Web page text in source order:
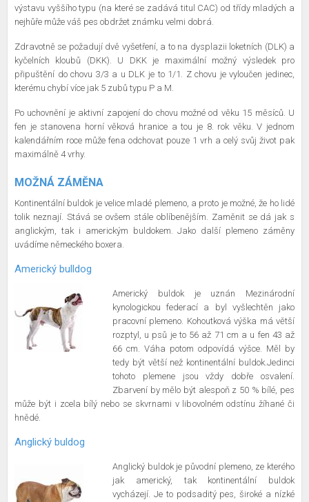
výstavu vyššího typu (na které se zadává titul CAC) od třídy mladých a
nejhůře může váš pes obdržet známku velmi dobrá.
Zdravotně se požadují dvě vyšetření, a to na dysplazii loketních (DLK) a
kyčelních kloubů (DKK). U DKK je maximální možný výsledek pro
připuštění do chovu 3/3 a u DLK je to 1/1. Z chovu je vyloučen jedinec,
kterému chybí více jak 5 zubů typu P a M.
Po uchovnění je aktivní zapojení do chovu možné od věku 15 měsíců. U
fen je stanovena horní věková hranice a tou je 8. rok věku. V jednom
kalendářním roce může fena odchovat pouze 1 vrh a celý svůj život pak
maximálně 4 vrhy.
MOŽNÁ ZÁMĚNA
Kontinentální buldok je velice mladé plemeno, a proto je možné, že ho lidé
tolik neznají. Stává se ovšem stále oblíbenějším. Zaměnit se dá jak s
anglickým, tak i americkým buldokem. Jako další plemeno záměny
uvádíme německého boxera.
Americký bulldog
Americký buldok je uznán Mezinárodní
kynologickou federací a byl vyšlechtěn jako
pracovní plemeno. Kohoutková výška má větší
rozptyl, u psů je to 56 až 71 cm a u fen 43 až
66 cm. Váha potom odpovídá výšce. Měl by
tedy být větší než kontinentální buldok.Jedinci
tohoto plemene jsou vždy dobře osvalení.
Zbarvení by mělo být alespoň z 50 % bílé, pes
může být i zcela bílý nebo se skvrnami v libovolném odstínu žíhané či
hnědé.
Anglický buldog
Anglický buldok je původní plemeno, ze kterého
jak americký, tak kontinentální buldok
vycházejí. Je to podsaditý pes, široké a nízké